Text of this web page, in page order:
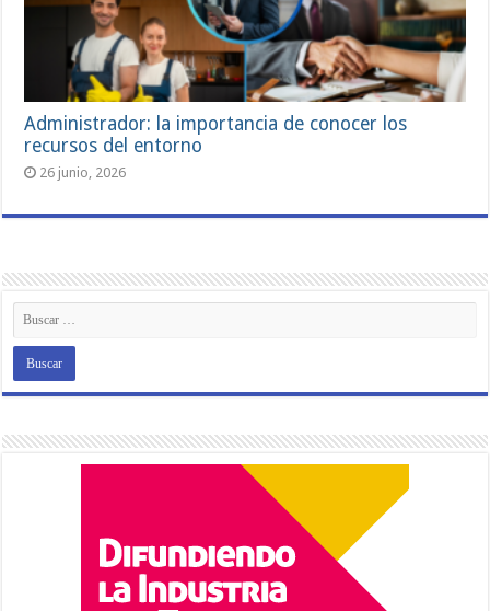
Administrador: la importancia de conocer los
recursos del entorno
26 junio, 2026